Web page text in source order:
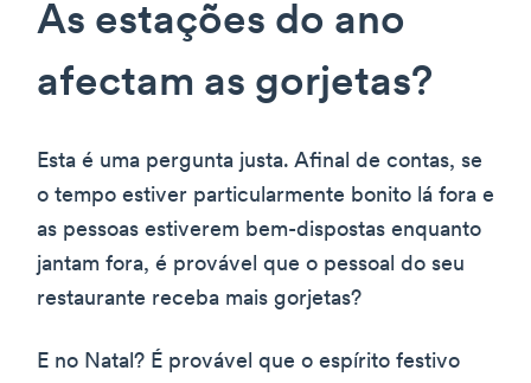
As estações do ano
afectam as gorjetas?
Esta é uma pergunta justa. Afinal de contas, se
o tempo estiver particularmente bonito lá fora e
as pessoas estiverem bem-dispostas enquanto
jantam fora, é provável que o pessoal do seu
restaurante receba mais gorjetas?
E no Natal? É provável que o espírito festivo